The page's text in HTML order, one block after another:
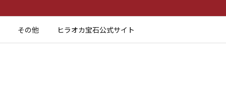
その他 ヒラオカ宝石公式サイト